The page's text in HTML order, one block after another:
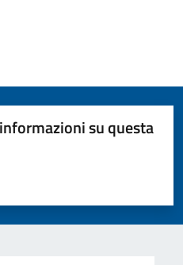
su questa
su 5
5